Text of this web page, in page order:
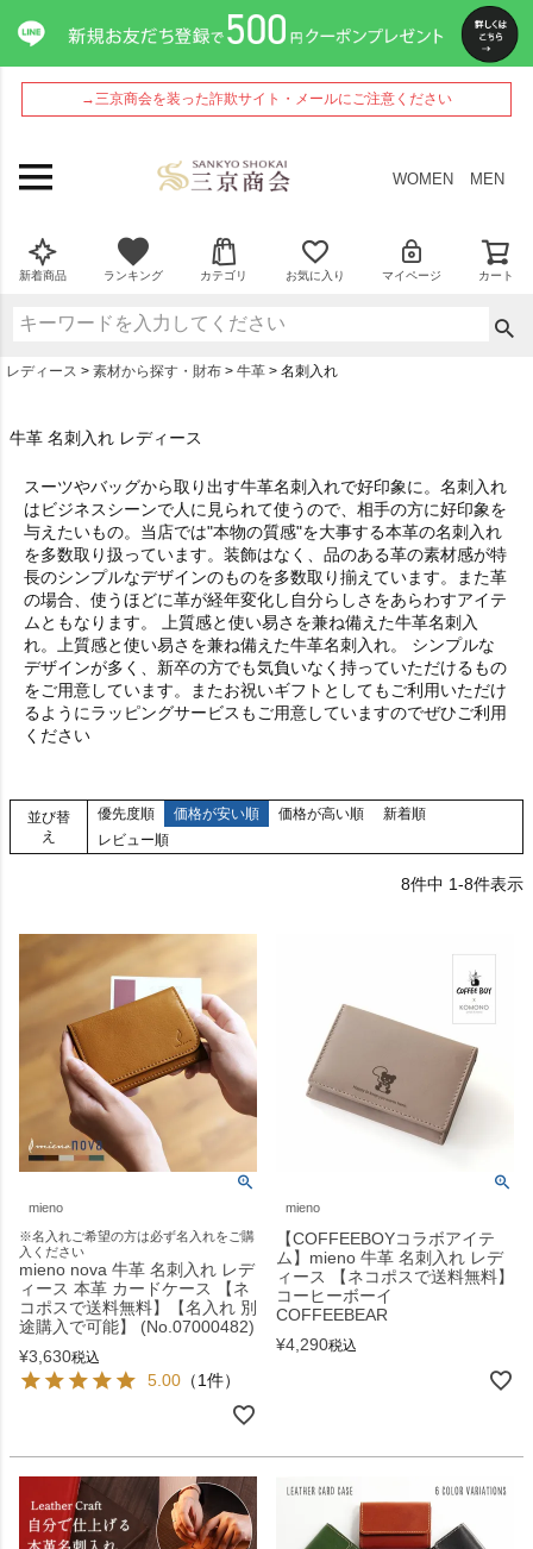
→三京商会を装った詐欺サイト・メールにご注意ください
WOMEN MEN
新着商品 ランキング カテゴリ お気に入り マイページ カート
レディース 素材から探す・財布 牛革 名刺入れ
牛革 名刺入れ レディース
スーツやバッグから取り出す牛革名刺入れで好印象に。名刺入れ
はビジネスシーンで人に見られて使うので、相手の方に好印象を
与えたいもの。当店では"本物の質感"を大事する本革の名刺入れ
を多数取り扱っています。装飾はなく、品のある革の素材感が特
長のシンプルなデザインのものを多数取り揃えています。また革
の場合、使うほどに革が経年変化し自分らしさをあらわすアイテ
ムともなります。 上質感と使い易さを兼ね備えた牛革名刺入
れ。上質感と使い易さを兼ね備えた牛革名刺入れ。 シンプルな
デザインが多く、新卒の方でも気負いなく持っていただけるもの
をご用意しています。またお祝いギフトとしてもご利用いただけ
るようにラッピングサービスもご用意していますのでぜひご利用
ください
並び替
え
優先度順 価格が安い順 価格が高い順
新着順
レビュー順
8件中 1-8件表示
mieno
※名入れご希望の方は必ず名入れをご購
入ください
mieno nova 牛革 名刺入れ レデ
ィース 本革 カードケース 【ネ
コポスで送料無料】【名入れ 別
途購入で可能】 (No.07000482)
¥3,630税込
5.00 （1件）
mieno
【COFFEEBOYコラボアイテ
ム】mieno 牛革 名刺入れ レデ
ィース 【ネコポスで送料無料】
コーヒーボーイ
COFFEEBEAR
¥4,290税込